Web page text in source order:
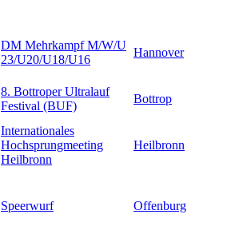
DM Mehrkampf M/W/U
23/U20/U18/U16
Hannover
8. Bottroper Ultralauf
Festival (BUF)
Bottrop
Internationales
Hochsprungmeeting
Heilbronn
Heilbronn
Speerwurf Offenburg